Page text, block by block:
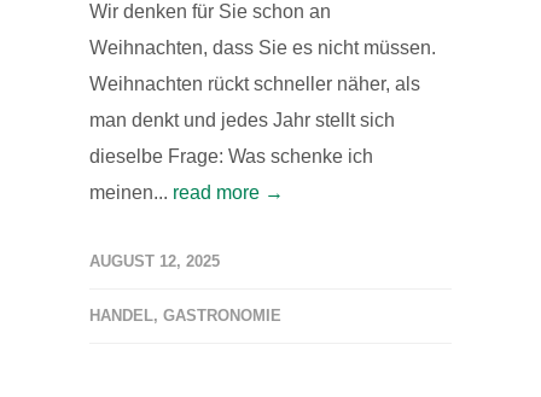
Wir denken für Sie schon an
Weihnachten, dass Sie es nicht müssen.
Weihnachten rückt schneller näher, als
man denkt und jedes Jahr stellt sich
dieselbe Frage: Was schenke ich
meinen... read more →
AUGUST 12, 2025
HANDEL, GASTRONOMIE